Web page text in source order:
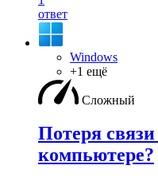
ответ
Windows
+1 ещё
Сложный
Потеря
компьютере?